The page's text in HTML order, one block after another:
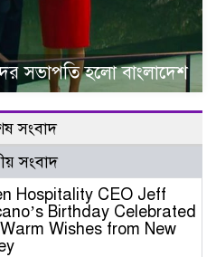
সভাপতি হলো বাংলাদেশ
সংবাদ
সংবাদ
Hospitality CEO Jeff
Birthday Celebrated
Wishes from New